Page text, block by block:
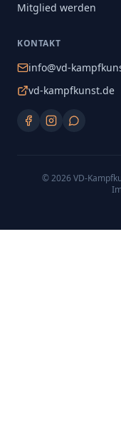
Mitglied werden
KONTAKT
info@vd-
vd-kampfkunst.de
©2026 VD-